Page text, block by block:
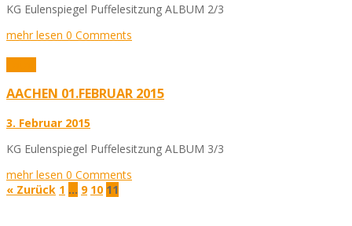
KG Eulenspiegel Puffelesitzung ALBUM 2/3
mehr lesen 0 Comments
AACHEN 01.FEBRUAR 2015
3. Februar 2015
KG Eulenspiegel Puffelesitzung ALBUM 3/3
mehr lesen 0 Comments
« Zurück 1 … 9 10 11